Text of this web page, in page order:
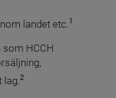
landet etc. 1
som HCCH
2